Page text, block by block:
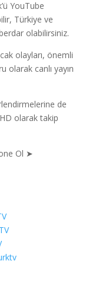
YouTube
Türkiye ve
olabilirsiniz.
olayları, önemli
olarak canlı yayın
de
olarak takip
Ol ➤